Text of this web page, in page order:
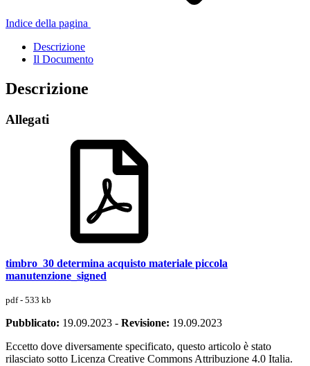
Indice della pagina
Descrizione
Il Documento
Descrizione
Allegati
timbro_30 determina acquisto materiale piccola
manutenzione_signed
pdf - 533 kb
Pubblicato: 19.09.2023 - Revisione: 19.09.2023
Eccetto dove diversamente specificato, questo articolo è stato
rilasciato sotto Licenza Creative Commons Attribuzione 4.0 Italia.